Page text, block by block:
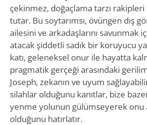
çekinmez, doğaçlama tarzı
tutar. Bu soytarımsı, övüngen dış
ailesini ve arkadaşlarını savunmak
atacak şiddetli sadık bir koruyucu
katı, geleneksel onur ile hayatta
pragmatik gerçeği arasındaki
Joseph, zekanın ve uyum
silahlar olduğunu kanıtlar, bize
yenme yolunun gülümseyerek onu
olduğunu hatırlatır.